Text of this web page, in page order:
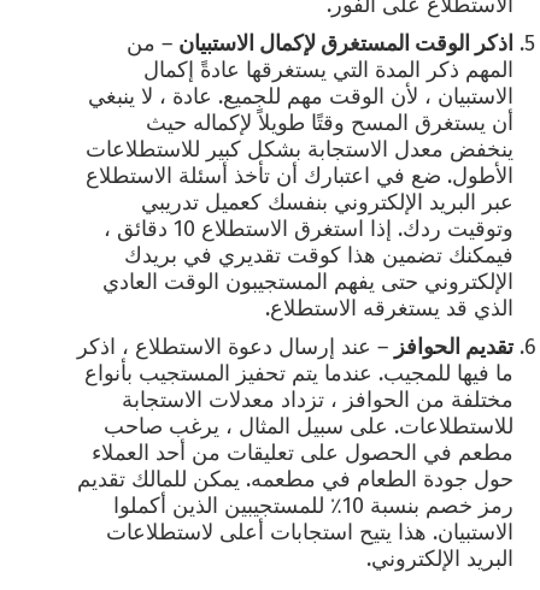
اذكر الوقت المستغرق لإكمال الاستبيان – من
المهم ذكر المدة التي يستغرقها عادةً إكمال
الاستبيان ، لأن الوقت مهم للجميع. عادة ، لا ينبغي
أن يستغرق المسح وقتًا طويلاً لإكماله حيث
ينخفض معدل الاستجابة بشكل كبير للاستطلاعات
الأطول. ضع في اعتبارك أن تأخذ أسئلة الاستطلاع
عبر البريد الإلكتروني بنفسك كعميل تدريبي
وتوقيت ردك. إذا استغرق الاستطلاع 10 دقائق ،
فيمكنك تضمين هذا كوقت تقديري في بريدك
الإلكتروني حتى يفهم المستجيبون الوقت العادي
الذي قد يستغرقه الاستطلاع.
تقديم الحوافز – عند إرسال دعوة الاستطلاع ، اذكر
ما فيها للمجيب. عندما يتم تحفيز المستجيب بأنواع
مختلفة من الحوافز ، تزداد معدلات الاستجابة
للاستطلاعات. على سبيل المثال ، يرغب صاحب
مطعم في الحصول على تعليقات من أحد العملاء
حول جودة الطعام في مطعمه. يمكن للمالك تقديم
رمز خصم بنسبة 10٪ للمستجيبين الذين أكملوا
الاستبيان. هذا يتيح استجابات أعلى لاستطلاعات
البريد الإلكتروني.